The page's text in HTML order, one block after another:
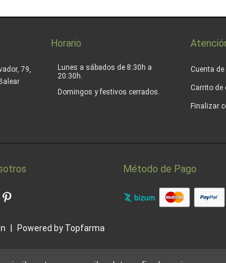
79,
Horario
Lunes a sábados de 8:30h a
20:30h.
Domingos y festivos cerrados.
Cuenta
Carrito de
Finalizar
Pinterest
Método de Pago
Powered by Topfarma